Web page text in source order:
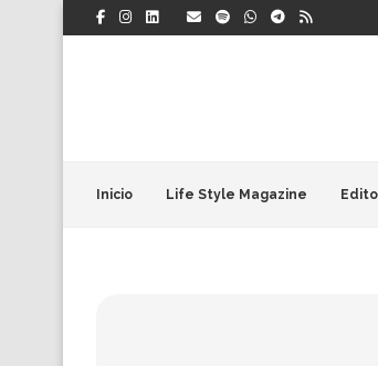
Inicio Life Style Magazine